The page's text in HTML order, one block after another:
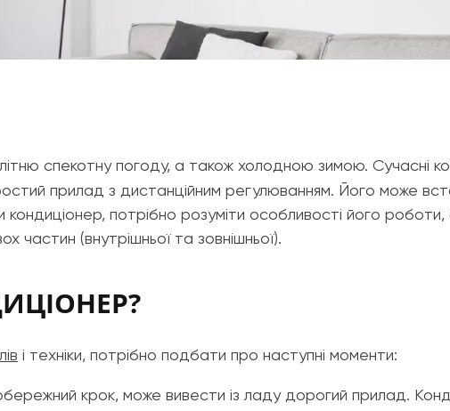
спекотну погоду, а також холодною зимою. Сучасні
прилад з дистанційним регулюванням. Його може
потрібно розуміти особливості його
частин (внутрішньої та зовнішньої).
і техніки, потрібно подбати про наступні моменти:
крок, може вивести із ладу дорогий прилад.